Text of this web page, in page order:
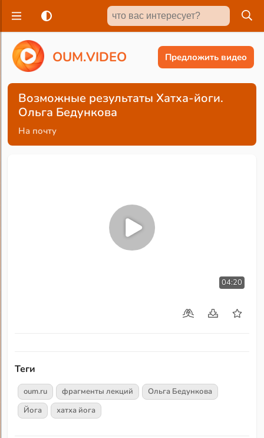
OUM.VIDEO Предложить видео
Возможные результаты Хатха-йоги.
Ольга Бедункова
На почту
04:20
Теги
oum.ru фрагменты лекций
Ольга Бедункова
Йога
хатха йога